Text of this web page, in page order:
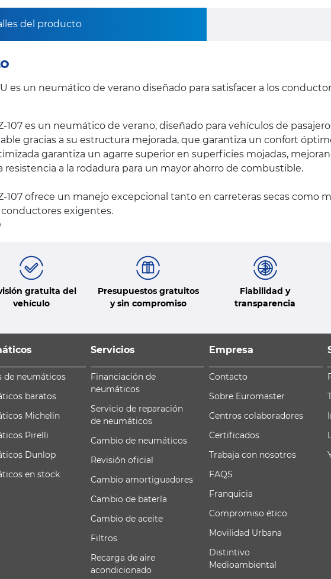
del producto
es un neumático de verano diseñado para satisfacer a los
107 es un neumático de verano, diseñado para vehículos de
gracias a su estructura mejorada, que garantiza un confort
garantiza un agarre superior en superficies mojadas,
resistencia a la rodadura para un mayor ahorro de combustible.
107 ofrece un manejo excepcional tanto en carreteras secas como
exigentes.
gratuita del
vehículo
Presupuestos gratuitos
y sin compromiso
Fiabilidad y
transparencia
de neumáticos
baratos
Michelin
Pirelli
Dunlop
en stock
Servicios
Financiación de
neumáticos
Servicio de reparación
de neumáticos
Cambio de neumáticos
Revisión oficial
Cambio amortiguadores
Cambio de batería
Cambio de aceite
Filtros
Recarga de aire
acondicionado
Empresa
Contacto
Sobre Euromaster
Centros colaboradores
Certificados
Trabaja con nosotros
FAQS
Franquicia
Compromiso ético
Movilidad Urbana
Distintivo
Medioambiental